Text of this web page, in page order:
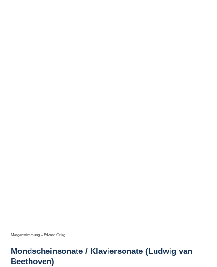
Morgenstimmung – Edvard Grieg
Mondscheinsonate / Klaviersonate (Ludwig van
Beethoven)